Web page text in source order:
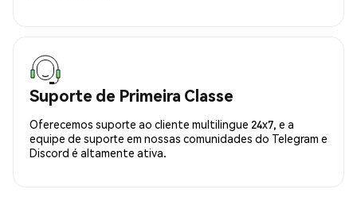
Suporte de Primeira Classe
Oferecemos suporte ao cliente multilingue 24x7, e a
equipe de suporte em nossas comunidades do Telegram e
Discord é altamente ativa.